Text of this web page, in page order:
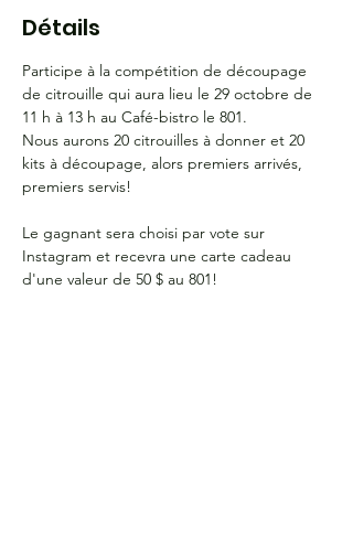
Détails
Participe à la compétition de découpage
de citrouille qui aura lieu le 29 octobre de
11 h à 13 h au Café-bistro le 801.
Nous aurons 20 citrouilles à donner et 20
kits à découpage, alors premiers arrivés,
premiers servis!
Le gagnant sera choisi par vote sur
Instagram et recevra une carte cadeau
d'une valeur de 50 $ au 801!